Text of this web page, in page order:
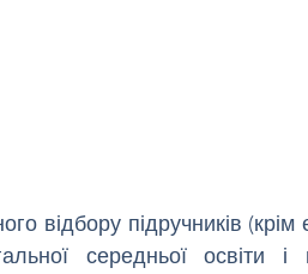
відбору підручників (крім
середньої освіти і